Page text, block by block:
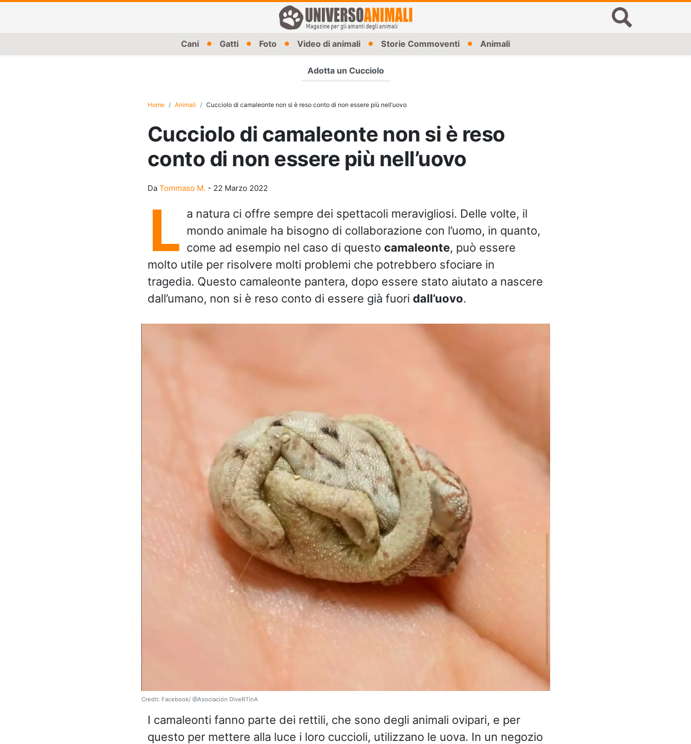
Cani Gatti Foto Video di animali Storie Commoventi Animali
Adotta un Cucciolo
Home Animali Cucciolo di camaleonte non si è reso conto di non essere più nell’uovo
Cucciolo di camaleonte non si è reso
conto di non essere più nell’uovo
Da Tommaso M. - 22 Marzo 2022
L a natura ci offre sempre dei spettacoli meravigliosi. Delle volte, il
mondo animale ha bisogno di collaborazione con l’uomo, in quanto,
come ad esempio nel caso di questo camaleonte, può essere
molto utile per risolvere molti problemi che potrebbero sfociare in
tragedia. Questo camaleonte pantera, dopo essere stato aiutato a nascere
dall’umano, non si è reso conto di essere già fuori dall’uovo.
Credit: Facebook/ @Asociación DiveRTinA
I camaleonti fanno parte dei rettili, che sono degli animali ovipari, e per
questo per mettere alla luce i loro cuccioli, utilizzano le uova. In un negozio